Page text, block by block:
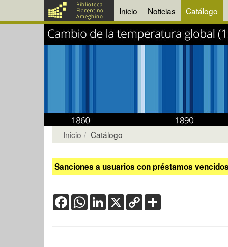
Inicio Noticias Catálogo
Inicio Catálogo
Sanciones a usuarios con préstamos
FacebookWhatsApp
LinkedIn
X Copy
Link